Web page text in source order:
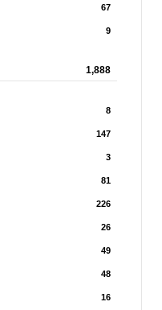
67
9
1,888
8
147
3
81
226
26
49
48
16